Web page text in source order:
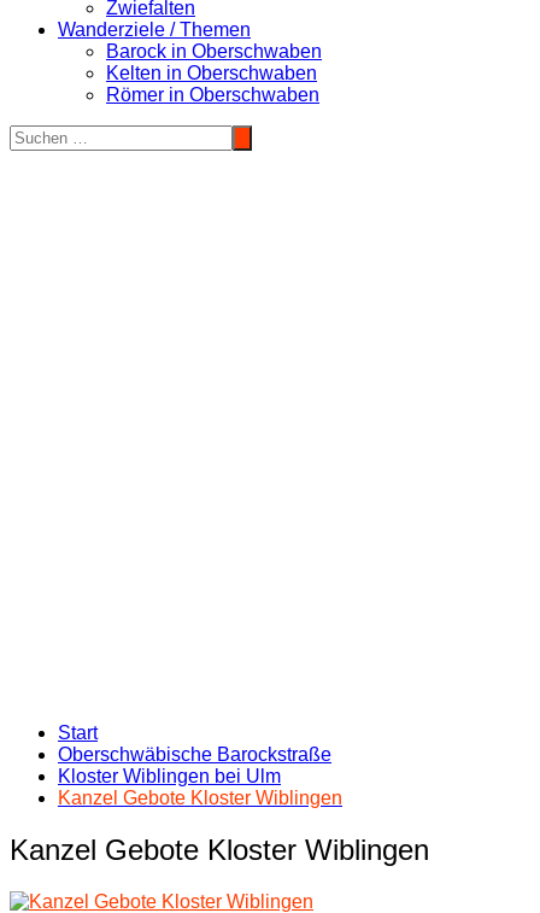
Zwiefalten
Wanderziele / Themen
Barock in Oberschwaben
Kelten in Oberschwaben
Römer in Oberschwaben
Start
Oberschwäbische Barockstraße
Kloster Wiblingen bei Ulm
Kanzel Gebote Kloster Wiblingen
Kanzel Gebote Kloster Wiblingen